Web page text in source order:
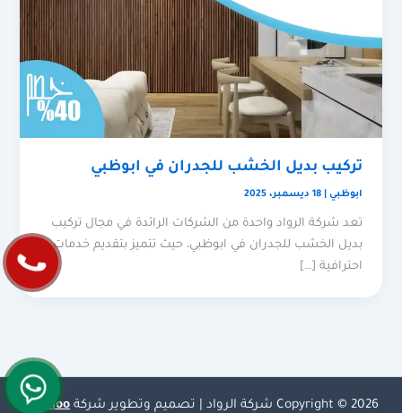
تركيب بديل الخشب للجدران في ابوظبي
ابوظبي |18 ديسمبر، 2025
تعد شركة الرواد واحدة من الشركات الرائدة في مجال تركيب
بديل الخشب للجدران في ابوظبي، حيث تتميز بتقديم خدمات
احترافية […]
Copyright © 2026 شركة الرواد | تصميم وتطوير شركة Olymoo